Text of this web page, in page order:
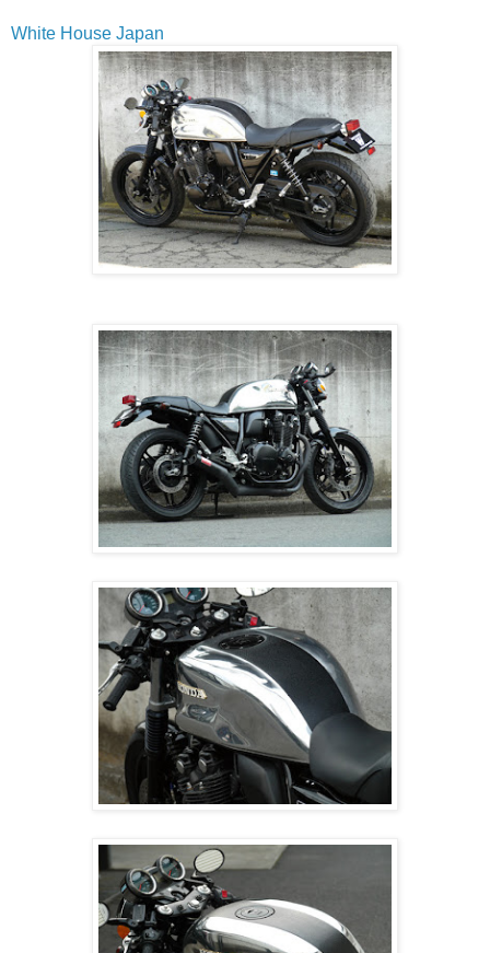
White House Japan